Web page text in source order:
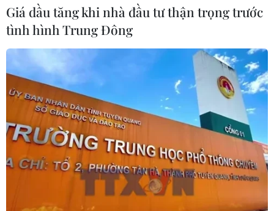
Đồng Nai: Bé trai 4 tuổi suy đa tạng
sau thời gian dài chỉ uống sữa tươi
Hơn 300 doanh nghiệp tham gia
Triển lãm quốc tế chuyên ngành y
dược
30/07/2026 05:02
Xem thêm
Giá dầu tăng khi nhà đầu tư thận trọng trước
tình hình Trung Đông